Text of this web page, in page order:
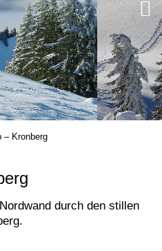
– Kronberg
durch den stillen